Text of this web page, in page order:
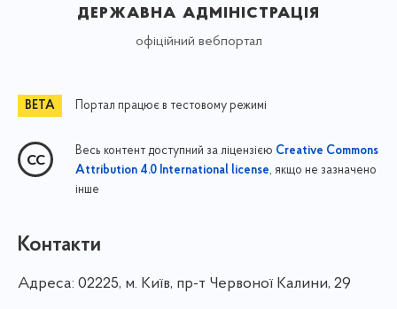
державна адміністрація
офіційний вебпортал
Портал працює в тестовому режимі
Весь контент доступний за ліцензією Creative Commons
Attribution 4.0 International license, якщо не зазначено
інше
Контакти
Адреса: 02225, м. Київ, пр-т Червоної Калини, 29